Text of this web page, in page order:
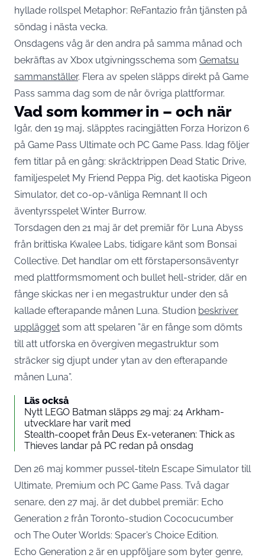
hyllade rollspel Metaphor: ReFantazio från tjänsten på
söndag i nästa vecka.
Onsdagens våg är den andra på samma månad och
bekräftas av Xbox utgivningsschema som Gematsu
sammanställer. Flera av spelen släpps direkt på Game
Pass samma dag som de når övriga plattformar.
Vad som kommer in – och när
Igår, den 19 maj, släpptes racingjätten Forza Horizon 6
på Game Pass Ultimate och PC Game Pass. Idag följer
fem titlar på en gång: skräcktrippen Dead Static Drive,
familjespelet My Friend Peppa Pig, det kaotiska Pigeon
Simulator, det co-op-vänliga Remnant II och
äventyrsspelet Winter Burrow.
Torsdagen den 21 maj är det premiär för Luna Abyss
från brittiska Kwalee Labs, tidigare känt som Bonsai
Collective. Det handlar om ett förstapersonsäventyr
med plattformsmoment och bullet hell-strider, där en
fånge skickas ner i en megastruktur under den så
kallade efterapande månen Luna. Studion beskriver
upplägget som att spelaren ”är en fånge som dömts
till att utforska en övergiven megastruktur som
sträcker sig djupt under ytan av den efterapande
månen Luna”.
Läs också
Nytt LEGO Batman släpps 29 maj: 24 Arkham-
utvecklare har varit med
Stealth-coopet från Deus Ex-veteranen: Thick as
Thieves landar på PC redan på onsdag
Den 26 maj kommer pussel-titeln Escape Simulator till
Ultimate, Premium och PC Game Pass. Två dagar
senare, den 27 maj, är det dubbel premiär: Echo
Generation 2 från Toronto-studion Cococucumber
och The Outer Worlds: Spacer’s Choice Edition.
Echo Generation 2 är en uppföljare som byter genre,